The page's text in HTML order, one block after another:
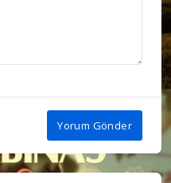
Yorum Gönder